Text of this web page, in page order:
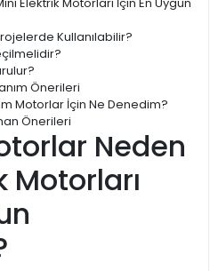
Elektrik Motorları İçin En Uygun
Kullanılabilir?
Önerileri
Motorlar İçin Ne Denedim?
Önerileri
Neden
Motorları